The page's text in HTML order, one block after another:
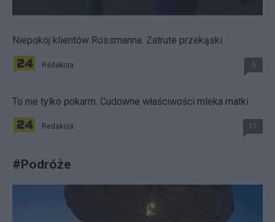
Niepokój klientów Rossmanna. Zatrute przekąski
Redakcja 5
To nie tylko pokarm. Cudowne właściwości mleka matki
Redakcja 11
#Podróże